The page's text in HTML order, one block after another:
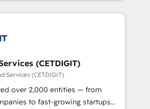
award-winning
Technical Expertise Impact
Solutions Partner 🏆2019
Impact Award 🏆2019
HubSpot Impact Award 🏆
HubSpot Impact Award 🏆2017
(CETDIGIT)
Services (CETDIGIT)
over 2,000 entities — from
to fast-growing startups